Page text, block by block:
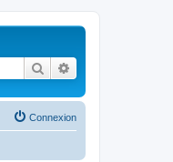
Rechercher
Connexion